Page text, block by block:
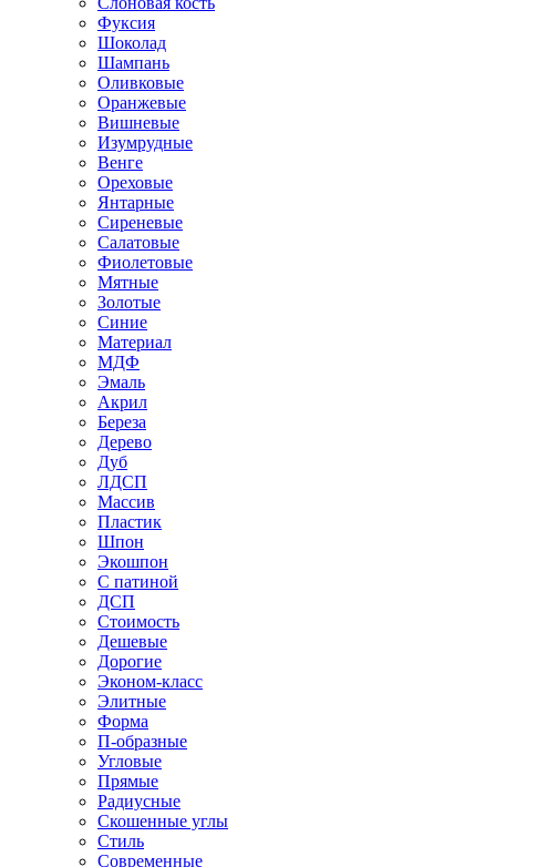
Фуксия
Шоколад
Шампань
Оливковые
Оранжевые
Вишневые
Изумрудные
Венге
Ореховые
Янтарные
Сиреневые
Салатовые
Фиолетовые
Мятные
Золотые
Синие
Материал
МДФ
Эмаль
Акрил
Береза
Дерево
Дуб
ЛДСП
Массив
Пластик
Шпон
Экошпон
С патиной
ДСП
Стоимость
Дешевые
Дорогие
Эконом-класс
Элитные
Форма
П-образные
Угловые
Прямые
Радиусные
Скошенные углы
Стиль
Современные